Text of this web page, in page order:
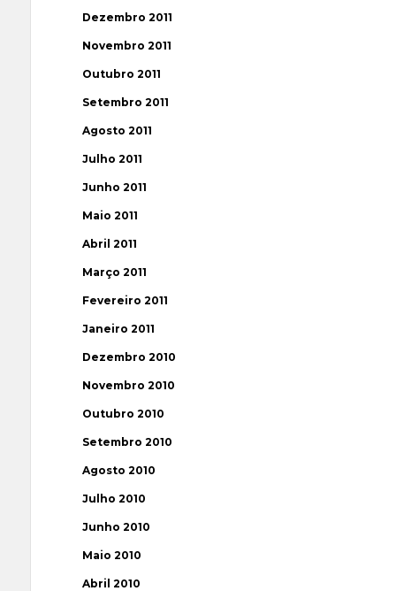
Dezembro 2011
Novembro 2011
Outubro 2011
Setembro 2011
Agosto 2011
Julho 2011
Junho 2011
Maio 2011
Abril 2011
Março 2011
Fevereiro 2011
Janeiro 2011
Dezembro 2010
Novembro 2010
Outubro 2010
Setembro 2010
Agosto 2010
Julho 2010
Junho 2010
Maio 2010
Abril 2010